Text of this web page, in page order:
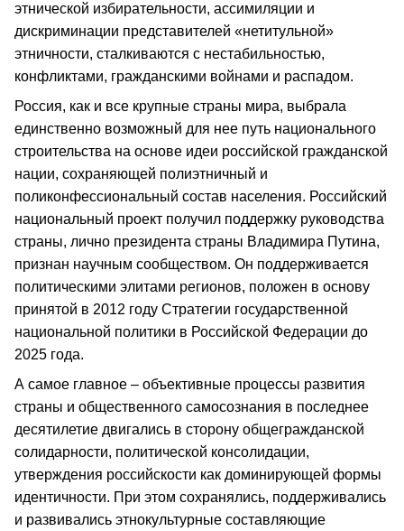
этнической избирательности, ассимиляции и
дискриминации представителей «нетитульной»
этничности, сталкиваются с нестабильностью,
конфликтами, гражданскими войнами и распадом.
Россия, как и все крупные страны мира, выбрала
единственно возможный для нее путь национального
строительства на основе идеи российской гражданской
нации, сохраняющей полиэтничный и
поликонфессиональный состав населения. Российский
национальный проект получил поддержку руководства
страны, лично президента страны Владимира Путина,
признан научным сообществом. Он поддерживается
политическими элитами регионов, положен в основу
принятой в 2012 году Стратегии государственной
национальной политики в Российской Федерации до
2025 года.
А самое главное – объективные процессы развития
страны и общественного самосознания в последнее
десятилетие двигались в сторону общегражданской
солидарности, политической консолидации,
утверждения российскости как доминирующей формы
идентичности. При этом сохранялись, поддерживались
и развивались этнокультурные составляющие